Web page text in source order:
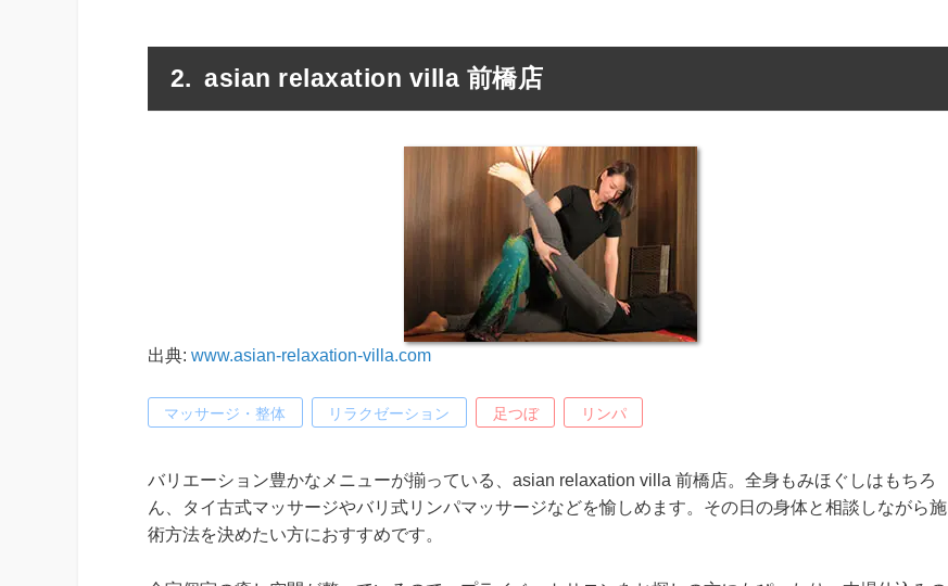
asian relaxation villa 前橋店
出典: www.asian-relaxation-villa.com
マッサージ・整体 リラクゼーション 足つぼ リンパ
バリエーション豊かなメニューが揃っている、asian relaxation villa 前橋店。全身もみほぐしはもちろ
ん、タイ古式マッサージやバリ式リンパマッサージなどを愉しめます。その日の身体と相談しながら施
術方法を決めたい方におすすめです。